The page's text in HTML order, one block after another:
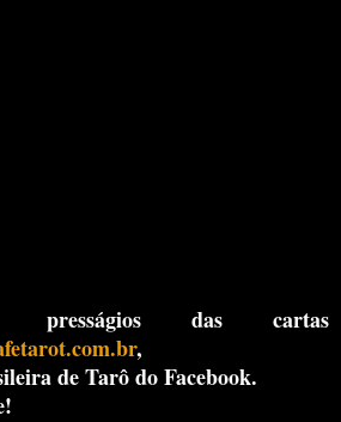
presságios das cartas
,
de Tarô do Facebook.